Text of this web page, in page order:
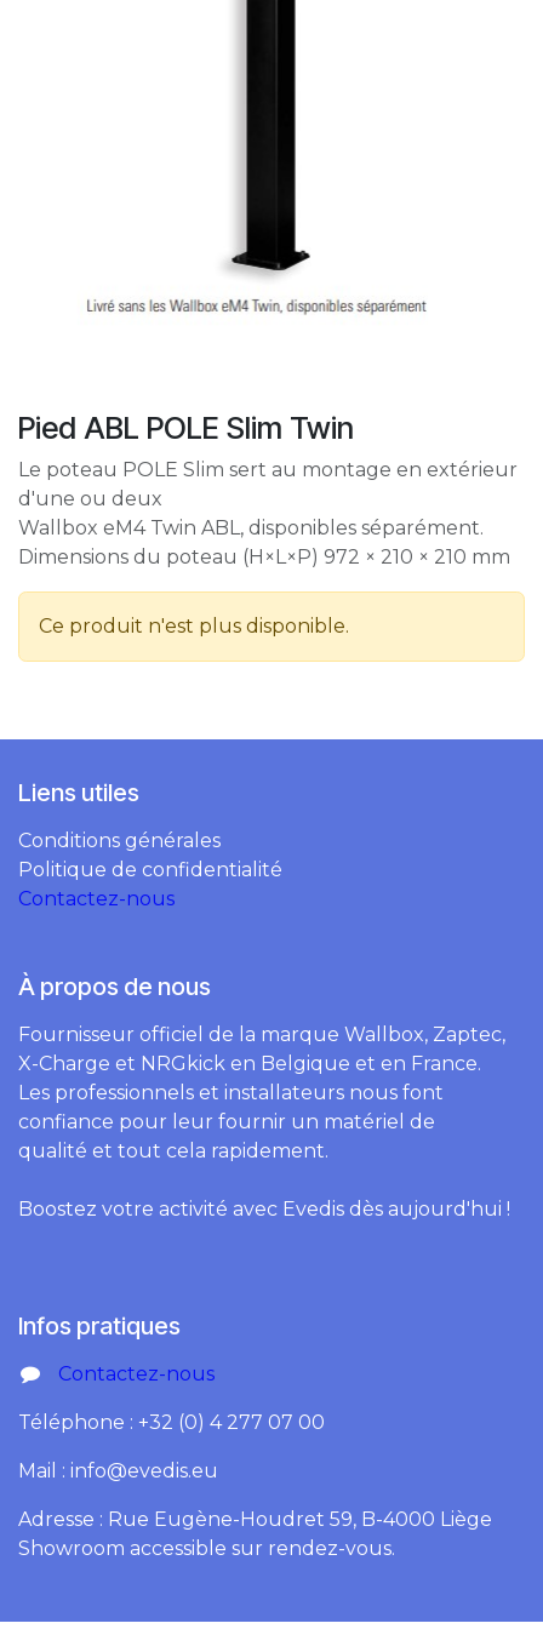
Pied ABL POLE Slim Twin
Le poteau POLE Slim sert au montage en extérieur
d'une ou deux
Wallbox eM4 Twin ABL, disponibles séparément.
Dimensions du poteau (H×L×P) 972 × 210 × 210 mm
Ce produit n'est plus disponible.
Liens utiles
Conditions générales
Politique de confidentialité
Contactez-nous
À propos de nous
Fournisseur officiel de la marque Wallbox, Zaptec,
X-Charge et NRGkick en Belgique et en France.
Les professionnels et installateurs nous font
confiance pour leur fournir un matériel de
qualité et tout cela rapidement.
Boostez votre activité avec Evedis dès aujourd'hui !
Infos pratiques
Contactez-nous
Téléphone : +32 (0) 4 277 07 00
Mail : info@evedis.eu
Adresse : Rue Eugène-Houdret 59, B-4000 Liège
Showroom accessible sur rendez-vous.